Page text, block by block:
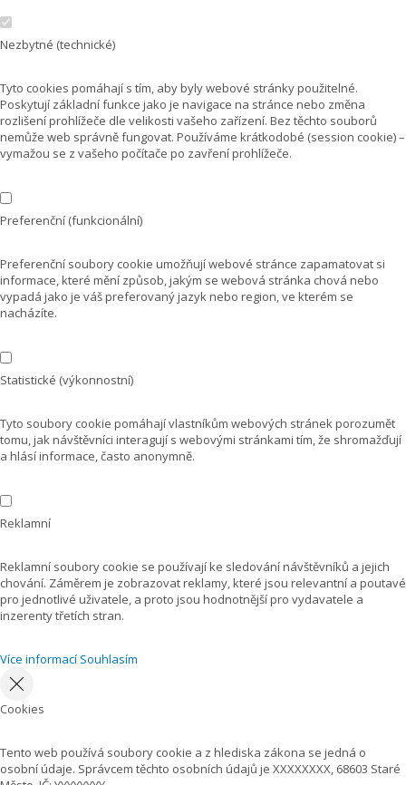
Nezbytné (technické)
Tyto cookies pomáhají s tím, aby byly webové stránky použitelné.
Poskytují základní funkce jako je navigace na stránce nebo změna
rozlišení prohlížeče dle velikosti vašeho zařízení. Bez těchto souborů
nemůže web správně fungovat. Používáme krátkodobé (session cookie) –
vymažou se z vašeho počítače po zavření prohlížeče.
Preferenční (funkcionální)
Preferenční soubory cookie umožňují webové stránce zapamatovat si
informace, které mění způsob, jakým se webová stránka chová nebo
vypadá jako je váš preferovaný jazyk nebo region, ve kterém se
nacházíte.
Statistické (výkonnostní)
Tyto soubory cookie pomáhají vlastníkům webových stránek porozumět
tomu, jak návštěvníci interagují s webovými stránkami tím, že shromažďují
a hlásí informace, často anonymně.
Reklamní
Reklamní soubory cookie se používají ke sledování návštěvníků a jejich
chování. Záměrem je zobrazovat reklamy, které jsou relevantní a poutavé
pro jednotlivé uživatele, a proto jsou hodnotnější pro vydavatele a
inzerenty třetích stran.
Více informací Souhlasím
Cookies
Tento web používá soubory cookie a z hlediska zákona se jedná o
osobní údaje. Správcem těchto osobních údajů je XXXXXXXX, 68603 Staré